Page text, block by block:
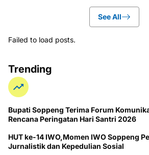
See All
Failed to load posts.
Trending
Bupati Soppeng Terima Forum
Rencana Peringatan Hari Santri 2026
HUT ke-14 IWO,Momen IWO Soppeng
Jurnalistik dan Kepedulian Sosial